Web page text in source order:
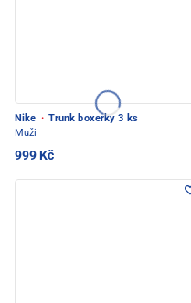
Nike · Trunk boxerky 3 ks
Muži
999 Kč